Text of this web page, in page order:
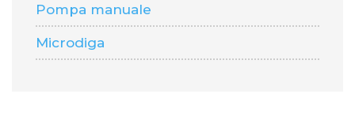
Pompa manuale
Microdiga